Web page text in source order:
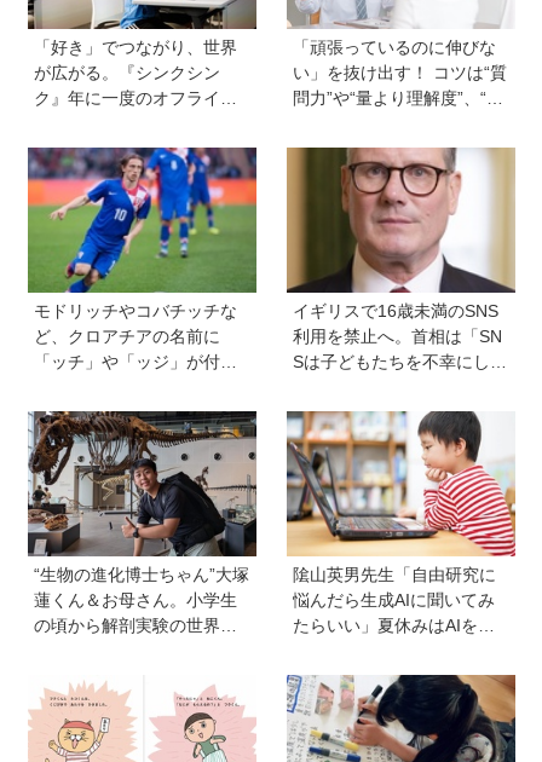
「好き」でつながり、世界
が広がる。『シンクシン
ク』年に一度のオフライン
2026』には知的ワクワクが
満載！
「頑張っているのに伸びな
い」を抜け出す！ コツは“質
問力”や“量より理解度”、“面
験の専門家に聞く、伸びる
学び方と親のサポート術
モドリッチやコバチッチな
ど、クロアチアの名前に
「ッチ」や「ッジ」が付く
際問題】
イギリスで16歳未満のSNS
利用を禁止へ。首相は「SN
Sは子どもたちを不幸にして
題】
“生物の進化博士ちゃん”大塚
蓮くん＆お母さん。小学生
の頃から解剖実験の世界に
近いワニを研究。「興味の
種まきはエンタメから」
隂山英男先生「自由研究に
悩んだら生成AIに聞いてみ
たらいい」夏休みはAIを活
今しかできないことをして
ほしい